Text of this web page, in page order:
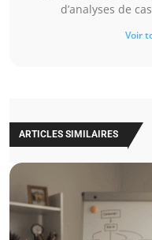
d’analyses de
Voir
ARTICLES SIMILAIRES